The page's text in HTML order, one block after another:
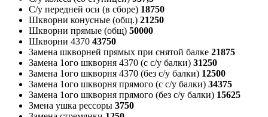
С/у передней оси (в сборе) 18750
Шкворни конусные (общ.) 21250
Шкворни прямые (общ) 50000
Шкворни 4370 43750
Замена шкворней прямых при снятой балке 21875
Замена 1ого шкворня 4370 (с с/у балки) 31250
Замена 1ого шкворня 4370 (без с/у балки) 12500
Замена 1ого шкворня прямого (с с/у балки) 34375
Замена 1ого шкворня прямого (без с/у балки) 15625
Змена ушка рессоры 3750